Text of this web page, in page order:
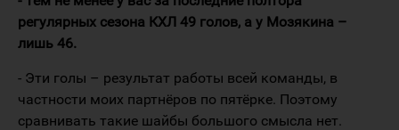
регулярных сезона КХЛ 49 голов, а у Мозякина –
лишь 46.
- Эти голы – результат работы всей команды, в
частности моих партнёров по пятёрке. Поэтому
сравнивать такие шайбы большого смысла нет.